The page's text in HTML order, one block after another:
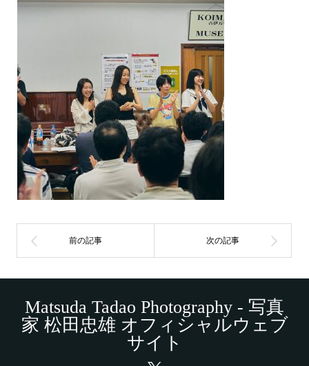
Matsuda Tadao Photography - 写真
家 松田忠雄 オフィシャルウェブ
サイト